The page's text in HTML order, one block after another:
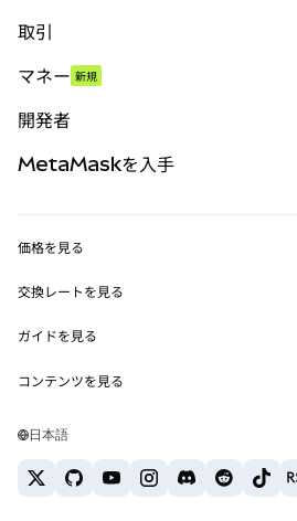
取引
パーペチュアル
RWA
マネー 新規
開発者
MetaMask Connect
Snaps
Web3サービス
MetaMaskを入手
セキュリティ
サポート
キャリア
お問い合わせ
価格を見る
イーサリアムの価格
Solanaの価格
Tetherの価格
交換レートを見る
ETH→USD
USDT→INR
BTC→INR
ETH→USDT
ガイドを見る
ETHの購入
USDTの購入
コンテンツを見る
Solanaウォレット
日本語